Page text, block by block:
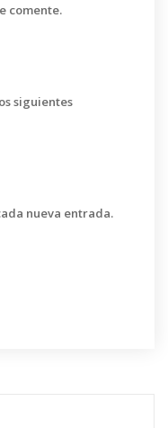
comente.
siguientes
nueva entrada.